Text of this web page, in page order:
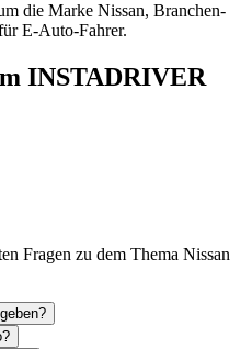
die Marke Nissan, Branchen-
E-Auto-Fahrer.
INSTADRIVER
Fragen zu dem Thema Nissan